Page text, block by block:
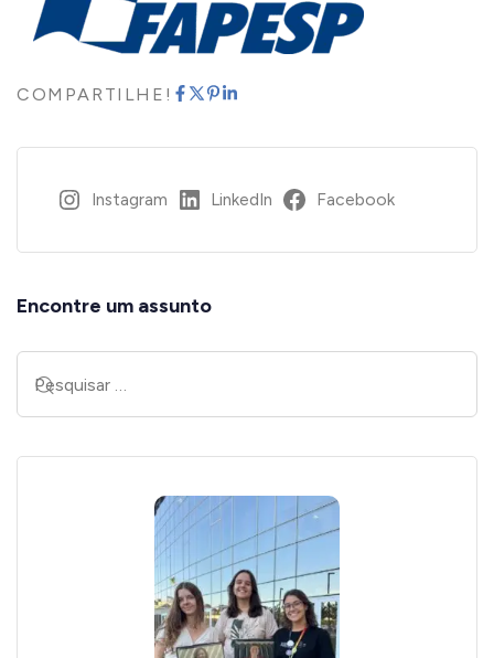
COMPARTILHE!
Instagram LinkedIn Facebook
Encontre um assunto